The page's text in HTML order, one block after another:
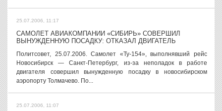
25.07.2006, 11:17
САМОЛЕТ АВИАКОМПАНИИ «СИБИРЬ» СОВЕРШИЛ
ВЫНУЖДЕННУЮ ПОСАДКУ: ОТКАЗАЛ ДВИГАТЕЛЬ
Политсовет, 25.07.2006. Самолет «Ту-154», выполнявший рейс
Новосибирск — Санкт-Петербург, из-за неполадок в работе
двигателя совершил вынужденную посадку в новосибирском
аэропорту Толмачево. По...
25.07.2006, 11:07